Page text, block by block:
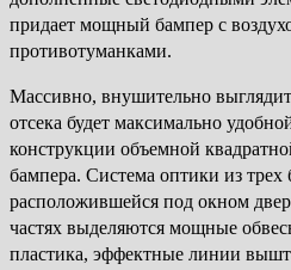
придает мощный бампер с
противотуманками.
Массивно, внушительно
отсека будет максимально
конструкции объемной
бампера. Система оптики из
расположившейся под окном
частях выделяются мощные
пластика, эффектные линии